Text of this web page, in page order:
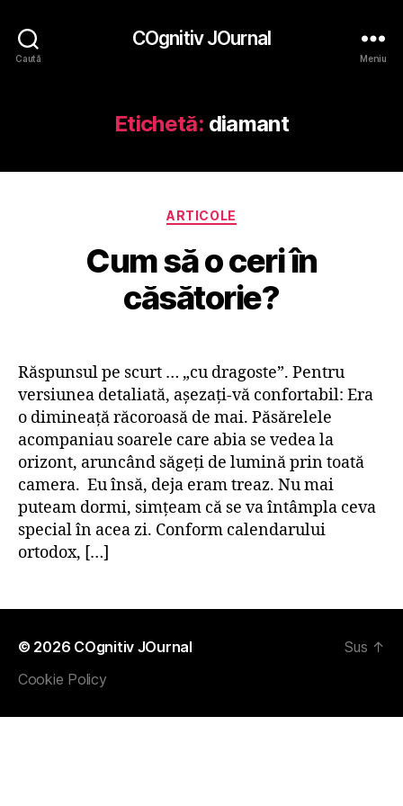
Caută
COgnitiv JOurnal
Meniu
Etichetă: diamant
Categorii
ARTICOLE
Cum să o ceri în
căsătorie?
Răspunsul pe scurt … „cu dragoste”. Pentru
versiunea detaliată, aşezaţi-vă confortabil: Era
o dimineaţă răcoroasă de mai. Păsărelele
acompaniau soarele care abia se vedea la
orizont, aruncând săgeţi de lumină prin toată
camera. Eu însă, deja eram treaz. Nu mai
puteam dormi, simţeam că se va întâmpla ceva
special în acea zi. Conform calendarului
ortodox, […]
© 2026 COgnitiv JOurnal
Cookie Policy
Sus ↑